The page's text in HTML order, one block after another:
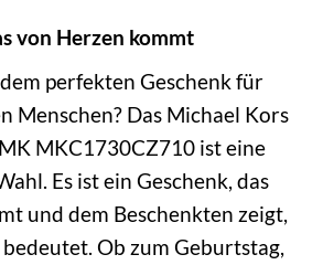
von Herzen kommt
perfekten Geschenk für
Menschen? Das Michael Kors
MKC1730CZ710 ist eine
Es ist ein Geschenk, das
und dem Beschenkten zeigt,
Ob zum Geburtstag,